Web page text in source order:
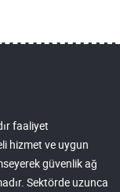
faaliyet
hizmet ve uygun
güvenlik ağ
Sektörde uzunca